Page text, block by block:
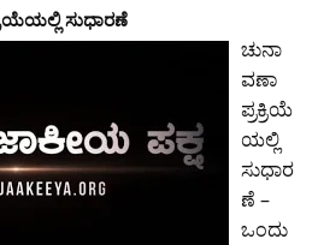
ಸುಧಾರಣೆ
ಚುನಾ
ವಣಾ
ಪ್ರಕ್ರಿಯೆ
ಯಲ್ಲಿ
ಸುಧಾರ
ಣೆ –
ಒಂದು